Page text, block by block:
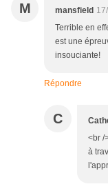
M mansfield
Terrible en
est une
insouciante!
Répondre
C
<br /
à